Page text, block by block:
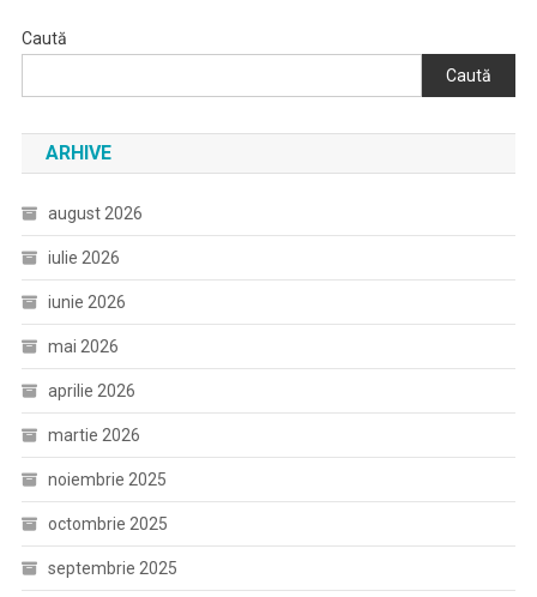
Caută
Caută
ARHIVE
august 2026
iulie 2026
iunie 2026
mai 2026
aprilie 2026
martie 2026
noiembrie 2025
octombrie 2025
septembrie 2025